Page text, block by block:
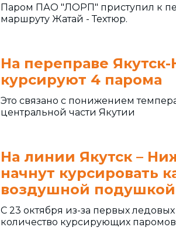
Паром ПАО "ЛОРП" приступил к
маршруту Жатай - Техтюр.
На переправе
курсируют 4 парома
Это связано с понижением
центральной части Якутии
На линии Якутск –
начнут курсировать
воздушной подушкой
С 23 октября из-за первых
количество курсирующих паромов